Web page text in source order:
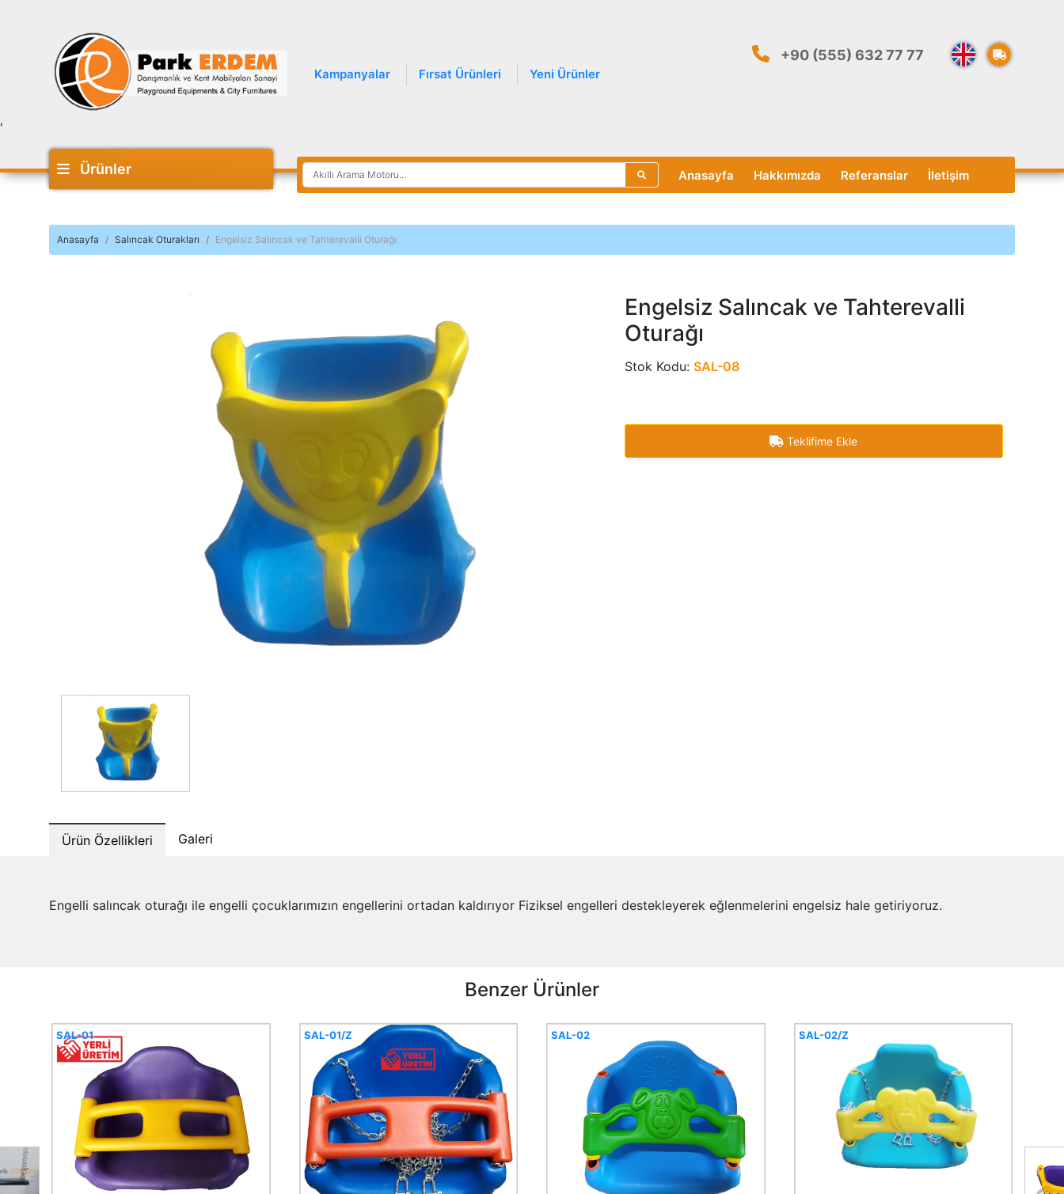
Kampanyalar Fırsat Ürünleri Yeni Ürünler
+90 (555) 632 77 77
'
Ürünler Anasayfa Hakkımızda Referanslar İletişim
Anasayfa Salıncak Oturakları Engelsiz Salıncak ve Tahterevalli Oturağı
Engelsiz Salıncak ve Tahterevalli
Oturağı
Stok Kodu: SAL-08
Teklifime Ekle
Ürün Özellikleri Galeri
Engelli salıncak oturağı ile engelli çocuklarımızın engellerini ortadan kaldırıyor Fiziksel engelleri destekleyerek eğlenmelerini engelsiz hale getiriyoruz.
Benzer Ürünler
SAL-01 SAL-01/Z SAL-02 SAL-02/Z